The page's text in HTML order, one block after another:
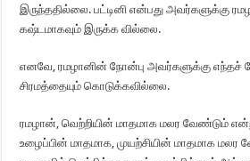
இருந்ததில்லை. பட்டினி என்பது அவர்களுக்கு
கஷ்டமாகவும் இருக்க வில்லை.
எனவே, ரமழானின் நோன்பு அவர்களுக்கு எந்தச்
சிரமத்தையும் கொடுக்கவில்லை.
ரமழான், வெற்றியின் மாதமாக மலர வேண்டும்
உழைப்பின் மாதமாக, முயற்சியின் மாதமாக மலர